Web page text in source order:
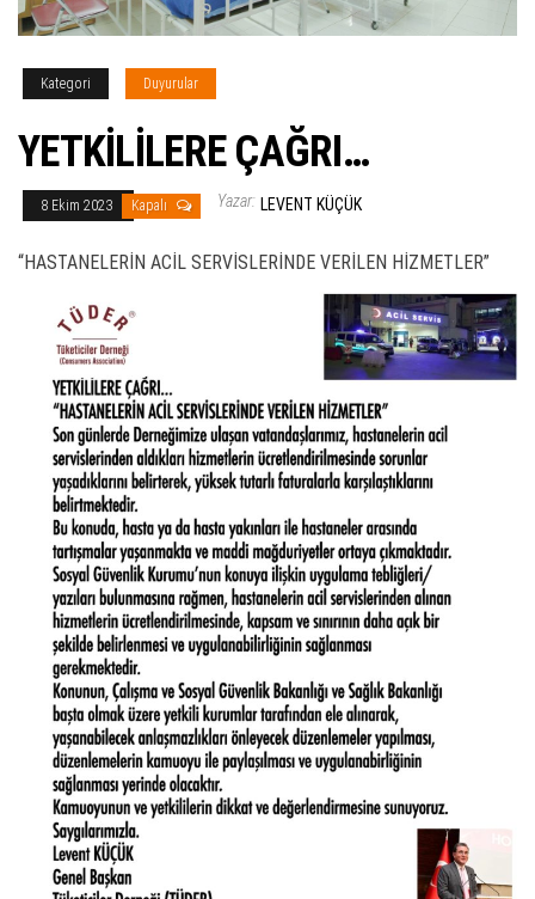
Kategori Duyurular
YETKİLİLERE ÇAĞRI…
8 Ekim 2023 Kapalı Yazar: LEVENT KÜÇÜK
“HASTANELERİN ACİL SERVİSLERİNDE VERİLEN HİZMETLER”